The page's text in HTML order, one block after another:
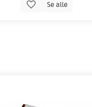
Se alle